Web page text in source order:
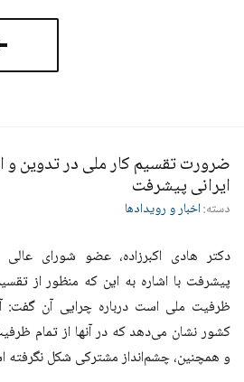
ضرورت تقسيم كار ملی در تدوين و
ايرانی پيشرفت
دسته:اخبار و رویدادها
دکتر هادی اكبر‌زاده، عضو شورای عالی
پيشرفت با اشاره به اين كه منظور از
ظرفيت ملی است درباره چرايی آن گفت:
كشور نشان می‌دهد كه در آنها از تمام
و همچنين‌، چشم‌انداز مشتركی شكل نگرفته